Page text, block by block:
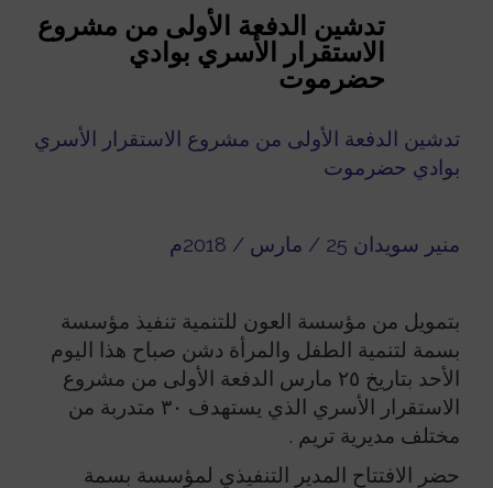
تدشين الدفعة الأولى من مشروع
الاستقرار الأسري بوادي
حضرموت
تدشين الدفعة الأولى من مشروع الاستقرار الأسري
بوادي حضرموت
منير سويدان 25 / مارس / 2018م
بتمويل من مؤسسة العون للتنمية تنفيذ مؤسسة
بسمة لتنمية الطفل والمرأة دشن صباح هذا اليوم
الأحد بتاريخ ٢٥ مارس الدفعة الأولى من مشروع
الاستقرار الأسري الذي يستهدف ٣٠ متدربة من
مختلف مديرية تريم .
حضر الافتتاح المدير التنفيذي لمؤسسة بسمة